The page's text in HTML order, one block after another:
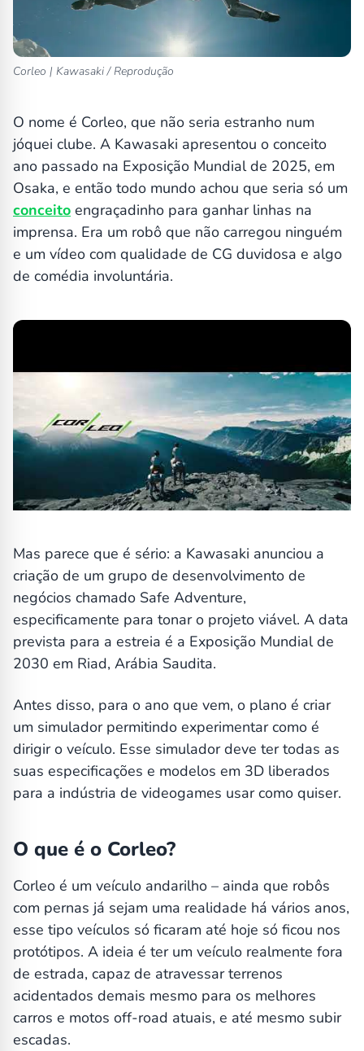
Corleo | Kawasaki / Reprodução
O nome é Corleo, que não seria estranho num
jóquei clube. A Kawasaki apresentou o conceito
ano passado na Exposição Mundial de 2025, em
Osaka, e então todo mundo achou que seria só um
conceito engraçadinho para ganhar linhas na
imprensa. Era um robô que não carregou ninguém
e um vídeo com qualidade de CG duvidosa e algo
de comédia involuntária.
Mas parece que é sério: a Kawasaki anunciou a
criação de um grupo de desenvolvimento de
negócios chamado Safe Adventure,
especificamente para tonar o projeto viável. A data
prevista para a estreia é a Exposição Mundial de
2030 em Riad, Arábia Saudita.
Antes disso, para o ano que vem, o plano é criar
um simulador permitindo experimentar como é
dirigir o veículo. Esse simulador deve ter todas as
suas especificações e modelos em 3D liberados
para a indústria de videogames usar como quiser.
O que é o Corleo?
Corleo é um veículo andarilho – ainda que robôs
com pernas já sejam uma realidade há vários anos,
esse tipo veículos só ficaram até hoje só ficou nos
protótipos. A ideia é ter um veículo realmente fora
de estrada, capaz de atravessar terrenos
acidentados demais mesmo para os melhores
carros e motos off-road atuais, e até mesmo subir
escadas.